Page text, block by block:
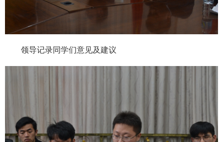
领导记录同学们意见及建议